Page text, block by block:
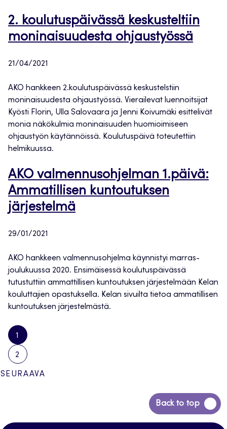
2. koulutuspäivässä keskusteltiin
moninaisuudesta ohjaustyössä
21/04/2021
AKO hankkeen 2.koulutuspäivässä keskustelstiin
moninaisuudesta ohjaustyössä. Vierailevat luennoitsijat
Kyösti Florin, Ulla Salovaara ja Jenni Koivumäki esittelivät
monia näkökulmia moninaisuuden huomioimiseen
ohjaustyön käytännöissä. Koulutuspäivä toteutettiin
helmikuussa.
AKO valmennusohjelman 1.päivä:
Ammatillisen kuntoutuksen
järjestelmä
29/01/2021
AKO hankkeen valmennusohjelma käynnistyi marras-
joulukuussa 2020. Ensimäisessä koulutuspäivässä
tutustuttiin ammattillisen kuntoutuksen järjestelmään Kelan
kouluttajien opastuksella. Kelan sivuilta tietoa ammatillisen
kuntoutuksen järjestelmästä.
Artikkelien
sivutus
1
2
SEURAAVA
Back to top
Siirry
takaisin